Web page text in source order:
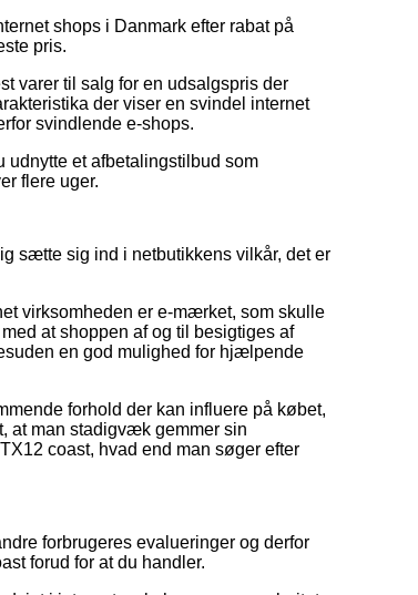
shops i Danmark efter rabat på
pris.
varer til salg for en udsalgspris der
der viser en svindel internet
svindlende e-shops.
udnytte et afbetalingstilbud som
flere uger.
sætte sig ind i netbutikkens vilkår, det er
virksomheden er e-mærket, som skulle
at shoppen af og til besigtiges af
en god mulighed for hjælpende
forhold der kan influere på købet,
at man stadigvæk gemmer sin
coast, hvad end man søger efter
forbrugeres evalueringer og derfor
forud for at du handler.